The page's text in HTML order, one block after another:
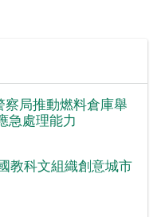
局推動燃料倉庫舉
急處理能力
教科文組織創意城市